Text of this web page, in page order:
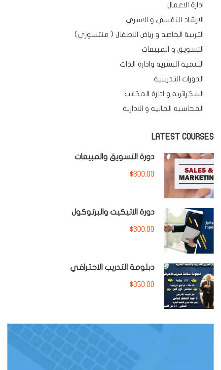
ادارة الاعمال
الارشاد النفسي و الاسري
التربية الخاصه و رياض الاطفال ( منتسوري)
التسويق و المبيعات
التنمية البشريه وادارة الذات
الدورات التدريبية
السكراتريه و ادارة المكاتب
المحاسبه الماليه و الادارية
LATEST COURSES
دورة التسويق والمبيعات
$300.00
دورة الاتيكيت والبرتوكول
$300.00
دبلومة التدريب الاحترافي
$350.00